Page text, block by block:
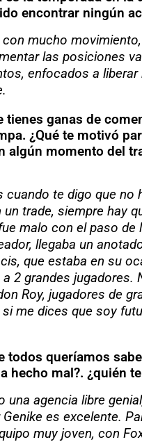
encontrar ningún
mucho
las posiciones
enfocados a
tienes ganas de
¿Qué te motivó
algún momento del
cuando te digo que
trade, siempre hay
malo con el paso
llegaba un
que estaba en su
2 grandes
Roy, jugadores de
me dices que soy
todos queríamos
hecho mal?. ¿quién
una agencia libre
es excelente.
muy joven, con